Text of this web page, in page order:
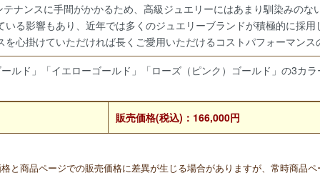
ナンスに手間がかかるため、高級ジュエリーにはあまり馴染みのな
る影響もあり、近年では多くのジュエリーブランドが積極的に採用
心掛けていただければ長くご愛用いただけるコストパフォーマンス
ルド」「イエローゴールド」「ローズ（ピンク）ゴールド」の3カラ
販売価格(税込)：166,000円
と商品ページでの販売価格に差異が生じる場合がありますが、常時商品